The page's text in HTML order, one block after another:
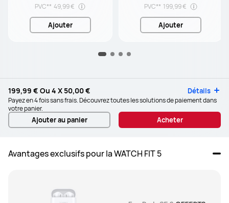
PVC** 49,99 €
Ajouter
PVC** 199,99 €
Ajouter
199,99 € Ou 4 X50,00 € Détails
Payez en 4 fois sans frais. Découvrez toutes les solutions de paiement dans
votre panier.
Ajouter au panier Acheter
Avantages exclusifs pour la WATCH FIT 5